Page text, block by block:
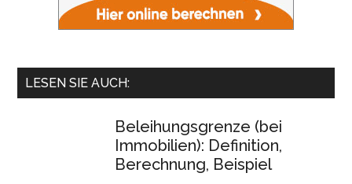
LESEN SIE AUCH:
Beleihungsgrenze (bei
Immobilien): Definition,
Berechnung, Beispiel